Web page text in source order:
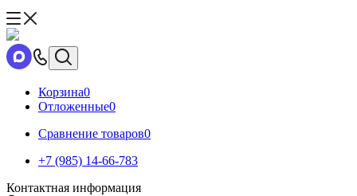
Корзина0
Отложенные0
Сравнение товаров0
+7 (985) 14-66-783
Контактная информация